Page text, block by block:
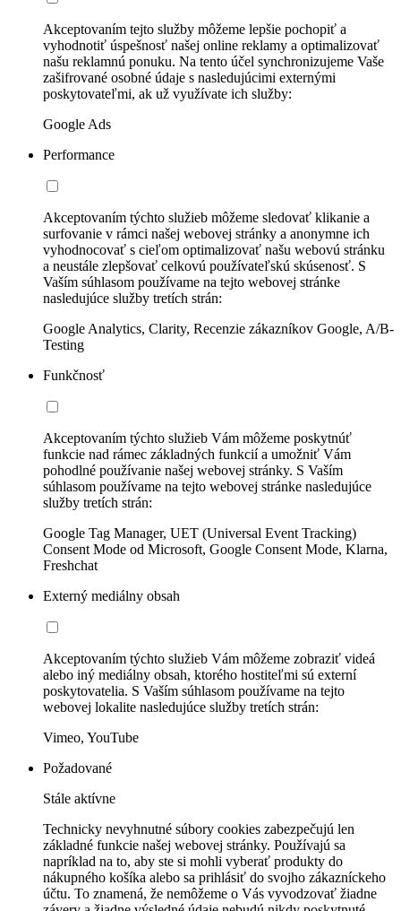
Akceptovaním tejto služby môžeme lepšie pochopiť a
vyhodnotiť úspešnosť našej online reklamy a optimalizovať
našu reklamnú ponuku. Na tento účel synchronizujeme Vaše
zašifrované osobné údaje s nasledujúcimi externými
poskytovateľmi, ak už využívate ich služby:
Google Ads
Performance
Akceptovaním týchto služieb môžeme sledovať klikanie a
surfovanie v rámci našej webovej stránky a anonymne ich
vyhodnocovať s cieľom optimalizovať našu webovú stránku
a neustále zlepšovať celkovú používateľskú skúsenosť. S
Vaším súhlasom používame na tejto webovej stránke
nasledujúce služby tretích strán:
Google Analytics, Clarity, Recenzie zákazníkov Google, A/B-
Testing
Funkčnosť
Akceptovaním týchto služieb Vám môžeme poskytnúť
funkcie nad rámec základných funkcií a umožniť Vám
pohodlné používanie našej webovej stránky. S Vaším
súhlasom používame na tejto webovej stránke nasledujúce
služby tretích strán:
Google Tag Manager, UET (Universal Event Tracking)
Consent Mode od Microsoft, Google Consent Mode, Klarna,
Freshchat
Externý mediálny obsah
Akceptovaním týchto služieb Vám môžeme zobraziť videá
alebo iný mediálny obsah, ktorého hostiteľmi sú externí
poskytovatelia. S Vaším súhlasom používame na tejto
webovej lokalite nasledujúce služby tretích strán:
Vimeo, YouTube
Požadované
Stále aktívne
Technicky nevyhnutné súbory cookies zabezpečujú len
základné funkcie našej webovej stránky. Používajú sa
napríklad na to, aby ste si mohli vyberať produkty do
nákupného košíka alebo sa prihlásiť do svojho zákazníckeho
účtu. To znamená, že nemôžeme o Vás vyvodzovať žiadne